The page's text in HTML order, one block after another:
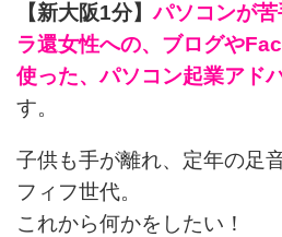
【新大阪1分】パソコンが
ラ還女性への、ブログや
使った、パソコン起業アド
す。
子供も手が離れ、定年の足
フィフ世代。
これから何かをしたい！